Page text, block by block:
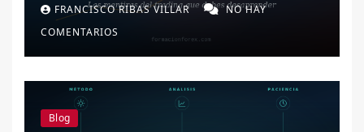
FRANCISCO RIBAS VILLAR
NO HAY
COMENTARIOS
Blog